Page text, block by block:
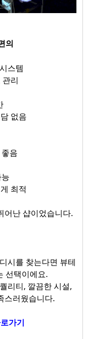
의
스템
리
없음
음
최적
어난 샵이었습니다.
시를 찾는다면 뷰테
선택이에요.
리티, 깔끔한 시설,
스러웠습니다.
가기